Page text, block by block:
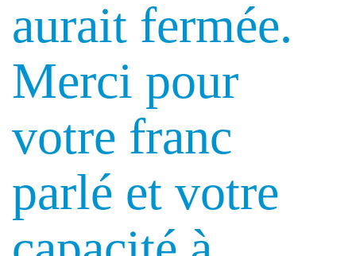
aurait fermée.
Merci pour
votre franc
parlé et votre